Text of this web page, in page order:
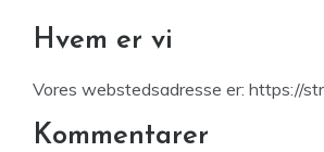
Hvem er vi
Vores webstedsadresse er: https://
Kommentarer